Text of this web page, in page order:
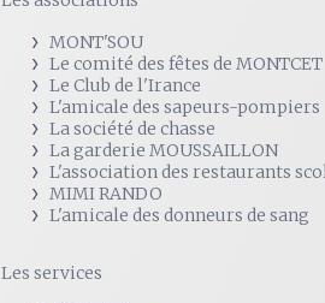
MONT'SOU
Le comité des fêtes de MONTCET
Le Club de l'Irance
L'amicale des sapeurs-pompiers
La société de chasse
La garderie MOUSSAILLON
L'association des restaurants
MIMI RANDO
L'amicale des donneurs de sang
Les services